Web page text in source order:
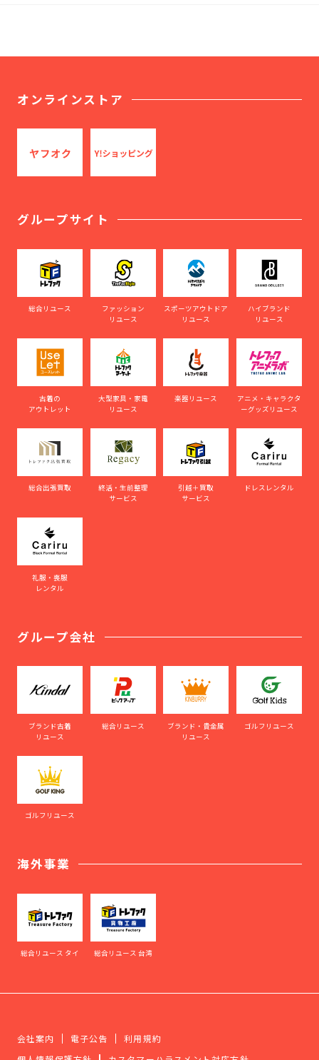
オンラインストア
グループサイト
総合リユース
ファッション
リユース
スポーツアウトドア
リユース
ハイブランド
リユース
古着の
アウトレット
大型家具・家電
リユース
楽器リユース
アニメ・キャラクタ
ーグッズリユース
総合出張買取
終活・生前整理
サービス
引越＋買取
サービス
ドレスレンタル
礼服・喪服
レンタル
グループ会社
ブランド古着
リユース
総合リユース
ブランド・貴金属
リユース
ゴルフリユース
ゴルフリユース
海外事業
総合リユース タイ 総合リユース 台湾
会社案内 電子公告
利用規約